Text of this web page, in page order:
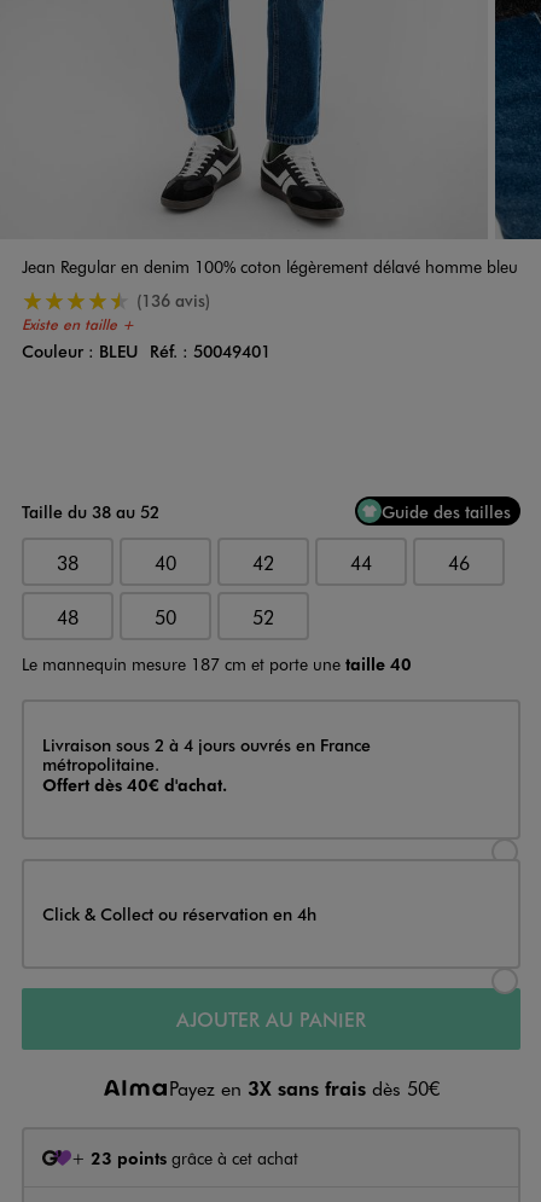
Jean Regular en denim 100% coton légèrement délavé homme bleu
Existe en taille +
4.5/5 de moyenne
(136 avis)
Couleur
Couleur : BLEU Réf. : 50049401
Taille du 38 au 52 Guide des tailles
38 40 42 44 46
48 50 52
Le mannequin mesure 187 cm et porte une taille 40
Livraison
Livraison sous 2 à 4 jours ouvrés en France
métropolitaine.
Offert dès 40€ d'achat.
Click & Collect ou réservation en 4h
AJOUTER AU PANIER
Payez en 3X sans frais dès 50€
+ 23 points grâce à cet achat